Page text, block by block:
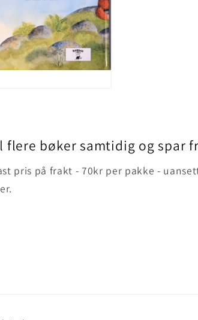
flere bøker samtidig og spar
pris på frakt - 70kr per pakke -